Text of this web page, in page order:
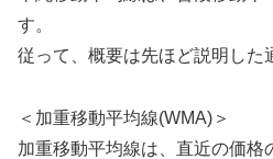
す。
従って、概要は先ほど説明した
＜加重移動平均線(WMA)＞
加重移動平均線は、直近の価格